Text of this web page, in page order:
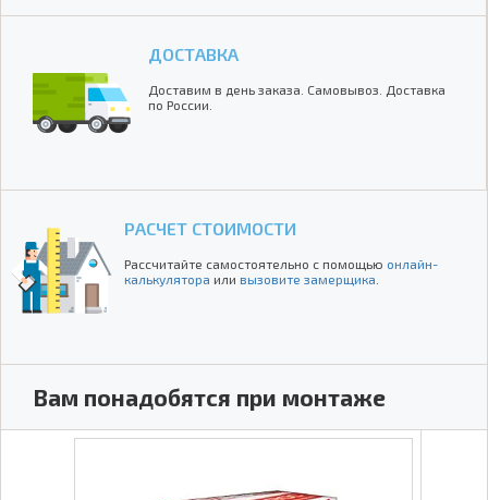
ДОСТАВКА
Доставим в день заказа. Самовывоз. Доставка
по России.
РАСЧЕТ СТОИМОСТИ
Рассчитайте самостоятельно с помощью онлайн-
калькулятора или вызовите замерщика
Вам понадобятся при монтаже